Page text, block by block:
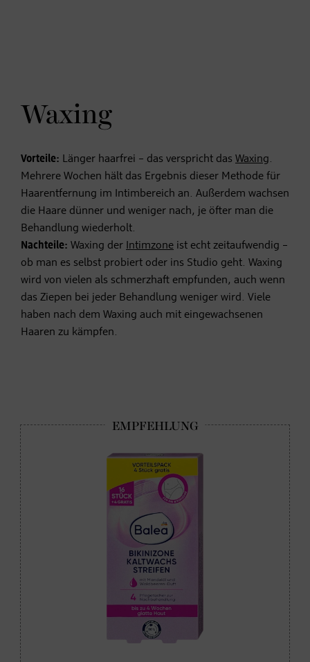
Waxing
Vorteile: Länger haarfrei – das verspricht das Waxing.
Mehrere Wochen hält das Ergebnis dieser Methode für
Haarentfernung im Intimbereich an. Außerdem wachsen
die Haare dünner und weniger nach, je öfter man die
Behandlung wiederholt.
Nachteile: Waxing der Intimzone ist echt zeitaufwendig –
ob man es selbst probiert oder ins Studio geht. Waxing
wird von vielen als schmerzhaft empfunden, auch wenn
das Ziepen bei jeder Behandlung weniger wird. Viele
haben nach dem Waxing auch mit eingewachsenen
Haaren zu kämpfen.